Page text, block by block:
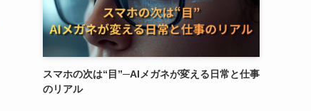
スマホの次は“目”─AIメガネが変える日常と仕事
のリアル